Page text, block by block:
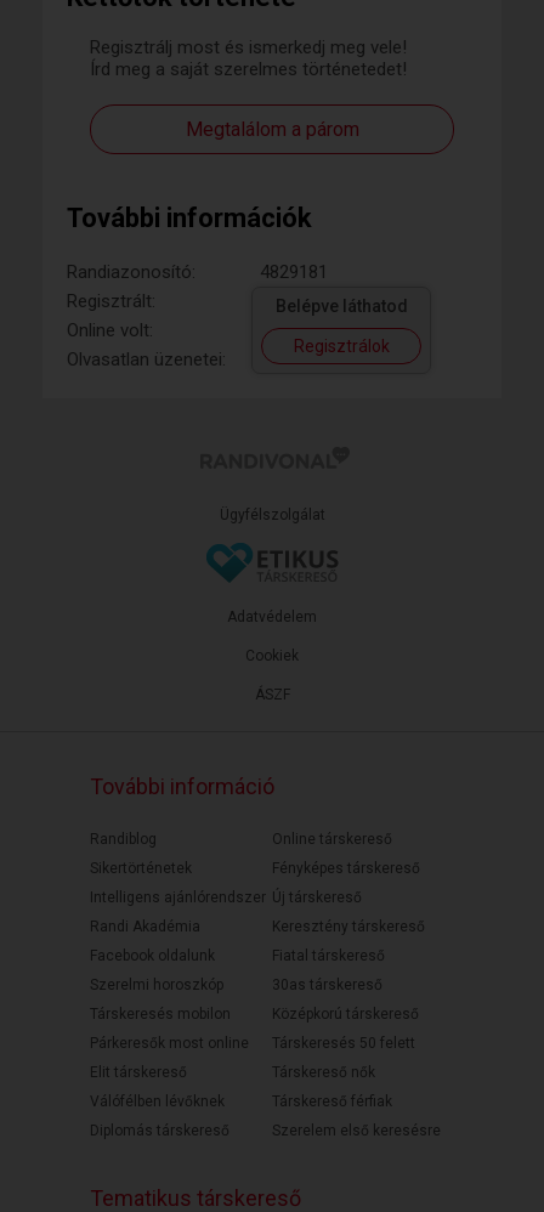
Regisztrálj most és ismerkedj meg vele!
Írd meg a saját szerelmes történetedet!
Megtalálom a párom
További információk
Randiazonosító:
4829181
Regisztrált:
Online volt:
Olvasatlan üzenetei:
Belépve láthatod
Regisztrálok
Ügyfélszolgálat
ÁSZF
Adatvédelem
Cookiek
További információ
Randiblog
Sikertörténetek
Intelligens ajánlórendszer
Randi Akadémia
Facebook oldalunk
Szerelmi horoszkóp
Társkeresés mobilon
Párkeresők most online
Elit társkereső
Válófélben lévőknek
Diplomás társkereső
Online társkereső
Fényképes társkereső
Új társkereső
Keresztény társkereső
Fiatal társkereső
30as társkereső
Középkorú társkereső
Társkeresés 50 felett
Társkereső nők
Társkereső férfiak
Szerelem első keresésre
Tematikus társkereső